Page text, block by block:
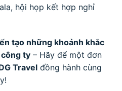
hội họp kết hợp nghỉ
tạo những khoảnh khắc
ty – Hãy để một đơn
Travel đồng hành cùng